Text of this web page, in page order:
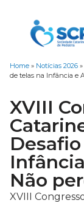
Home » Notícias 2026 »
de telas na Infância e
XVIII
Não
XVIII